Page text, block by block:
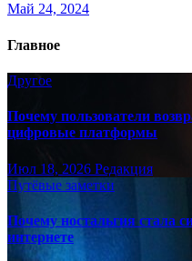
Май 24, 2024
Главное
Другое
Почему пользователи
цифровые платформы
Июл 18, 2026 Редакция
Путёвые заметки
Почему ностальгия стала
интернете